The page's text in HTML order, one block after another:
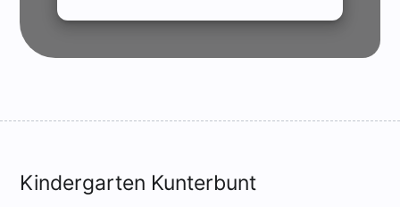
Kindergarten Kunterbunt